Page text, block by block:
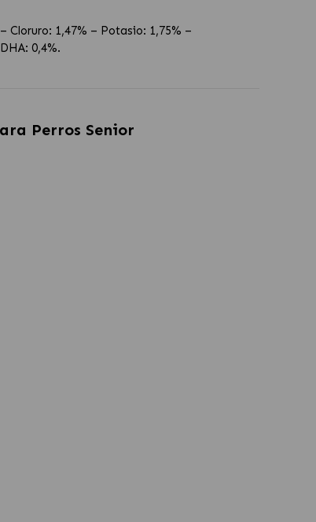
Cloruro: 1,47% – Potasio: 1,75% –
0,4%.
Perros Senior